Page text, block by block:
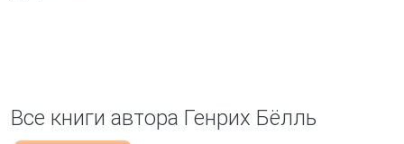
Все книги автора Генрих Бёлль